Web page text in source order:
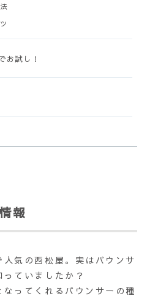
お試し！
報
気の西松屋。実はバウンサ
ていましたか？
ってくれるバウンサーの種